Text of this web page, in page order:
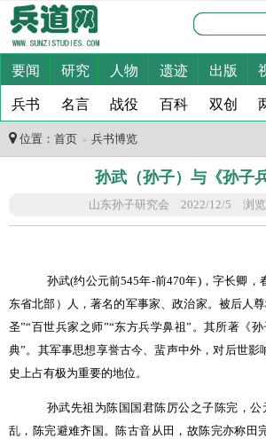
要闻 研究 人物 遗迹 出版
兵书 名言 战役 百科 双创
位置： 首页 ＞ 兵书博览
孙武（孙子）与《孙子
山东孙子研究会 2022/12/5 浏览
孙武(约公元前545年-前470年)，字长卿，
东省北部）人，著名的军事家、政治家。被后人
圣”“百世兵家之师”“东方兵学鼻祖” 。其所著《
典”。其军事思想享誉古今、蜚声中外，对后世影
史上占有极为重要的地位。
孙武先祖为陈国国君陈厉公之子陈完，公
乱，陈完避难齐国。陈古音从田，故陈完亦称田